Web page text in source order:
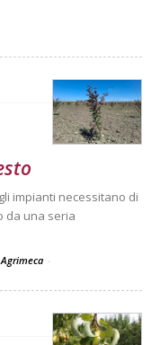
impianti necessitano di
da una seria
-